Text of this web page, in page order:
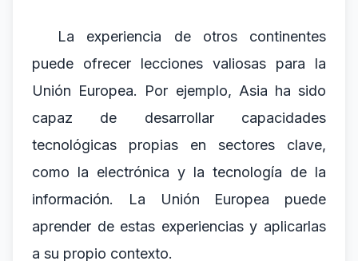
La experiencia de otros continentes
puede ofrecer lecciones valiosas para la
Unión Europea. Por ejemplo, Asia ha sido
capaz de desarrollar capacidades
tecnológicas propias en sectores clave,
como la electrónica y la tecnología de la
información. La Unión Europea puede
aprender de estas experiencias y aplicarlas
a su propio contexto.